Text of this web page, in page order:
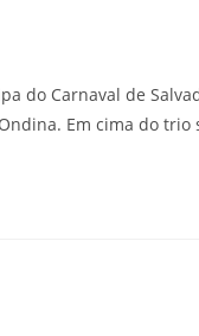
do Carnaval de
Em cima do trio